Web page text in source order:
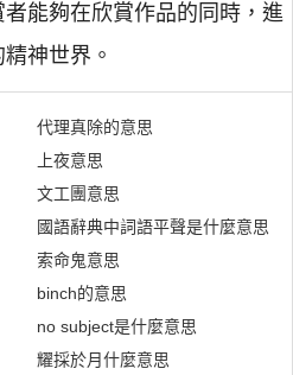
能夠在欣賞作品的同時，進
神世界。
代理真除的意思
上夜意思
文工團意思
國語辭典中詞語平聲是什麼意思
索命鬼意思
binch的意思
no subject是什麼意思
耀採於月什麼意思